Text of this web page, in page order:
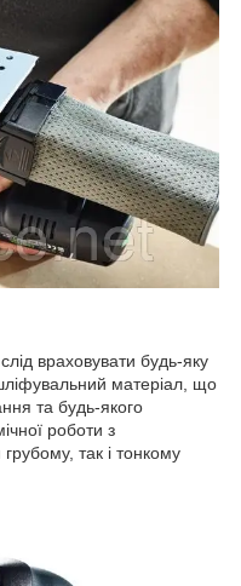
враховувати будь-яку
матеріал, що
та будь-якого
роботи з
так і тонкому